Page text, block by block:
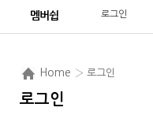
멤버쉽 로그인
Home › 로그인
로그인